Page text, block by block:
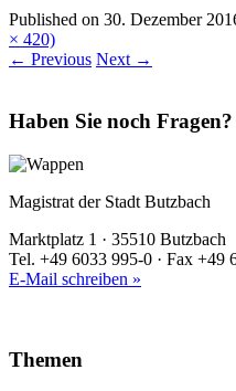
Published on 30. Dezember
× 420)
← Previous Next →
Haben Sie noch Fragen?
Magistrat der Stadt Butzbach
Marktplatz 1 · 35510 Butzbach
Tel. +49 6033 995-0 · Fax +49
E-Mail schreiben »
Themen